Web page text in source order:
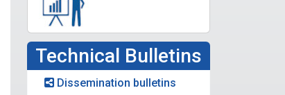
Technical Bulletins
Dissemination bulletins